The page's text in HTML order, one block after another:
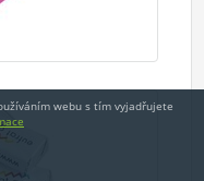
webu s tím vyjadřujete